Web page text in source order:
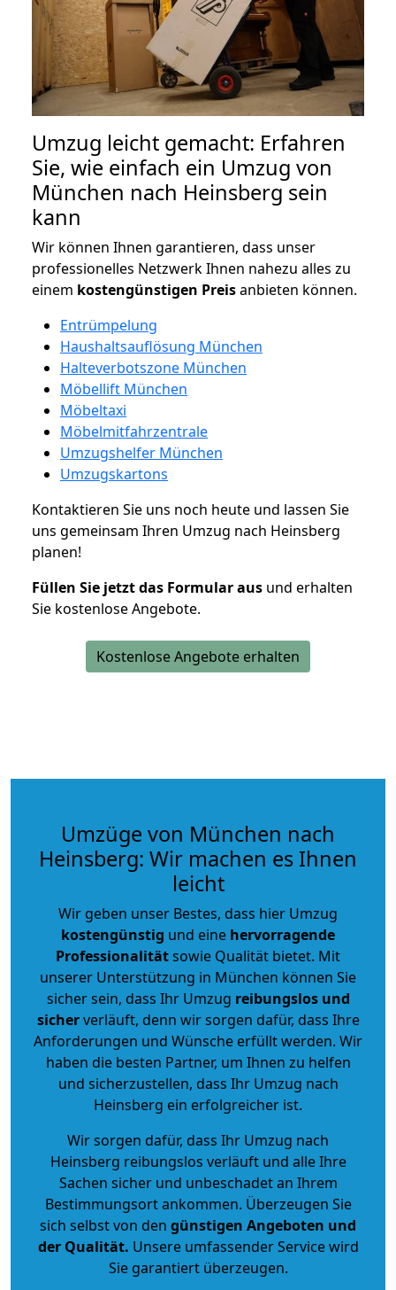
Umzug leicht gemacht: Erfahren
Sie, wie einfach ein Umzug von
München nach Heinsberg sein
kann
Wir können Ihnen garantieren, dass unser
professionelles Netzwerk Ihnen nahezu alles zu
einem kostengünstigen Preisanbieten können.
Entrümpelung
Haushaltsauflösung München
Halteverbotszone München
Möbellift München
Möbeltaxi
Möbelmitfahrzentrale
Umzugshelfer München
Umzugskartons
Kontaktieren Sie uns noch heute und lassen Sie
uns gemeinsam Ihren Umzug nach Heinsberg
planen!
Füllen Sie jetzt das Formular aus und erhalten
Sie kostenlose Angebote.
Kostenlose Angebote erhalten
Umzüge von München nach
Heinsberg: Wir machen es Ihnen
leicht
Wir geben unser Bestes, dass hier Umzug
kostengünstig und eine hervorragende
Professionalitätsowie Qualität bietet. Mit
unserer Unterstützung in München können Sie
sicher sein, dass Ihr Umzug reibungslos und
sicherverläuft, denn wir sorgen dafür, dass Ihre
Anforderungen und Wünsche erfüllt werden. Wir
haben die besten Partner, um Ihnen zu helfen
und sicherzustellen, dass Ihr Umzug nach
Heinsberg ein erfolgreicher ist.
Wir sorgen dafür, dass Ihr Umzug nach
Heinsberg reibungslos verläuft und alle Ihre
Sachen sicher und unbeschadet an Ihrem
Bestimmungsort ankommen. Überzeugen Sie
sich selbst von den günstigen Angeboten und
der Qualität. Unsere umfassender Service wird
Sie garantiert überzeugen.